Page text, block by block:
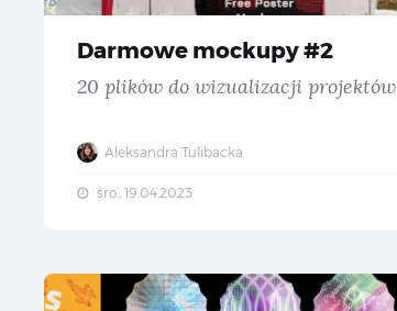
Darmowe mockupy #2
20 plików do wizualizacji projektów
Aleksandra Tulibacka
śro., 19.04.2023